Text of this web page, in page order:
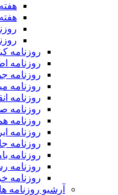
روزنامه
روزنامه
روزنامه
روزنامه
روزنامه
روزنامه
روزنامه
روزنامه
روزنامه
روزنامه
روزنامه
روزنامه
آرشیو روزنامه